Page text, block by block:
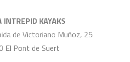
INTREPID KAYAKS
de Victoriano Muñoz, 25
El Pont de Suert